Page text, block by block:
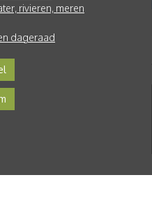
rivieren, meren
dageraad